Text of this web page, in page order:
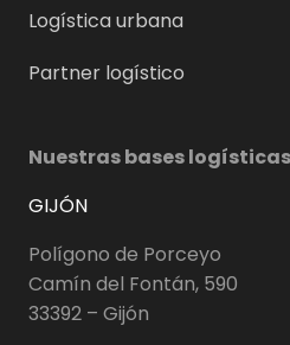
Logística urbana
Partner logístico
Nuestras bases logísticas
GIJÓN
Polígono de Porceyo
Camín del Fontán, 590
33392 – Gijón